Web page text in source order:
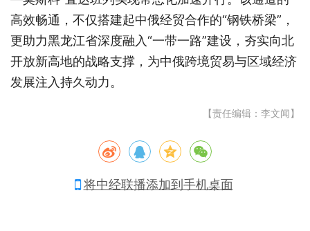
高效畅通，不仅搭建起中俄经贸合作的“钢铁桥梁”，
更助力黑龙江省深度融入“一带一路”建设，夯实向北
开放新高地的战略支撑，为中俄跨境贸易与区域经济
发展注入持久动力。
【责任编辑：李文闻】
将中经联播添加到手机桌面